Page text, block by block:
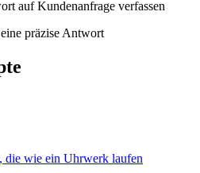
auf Kundenanfrage verfassen
präzise Antwort
die wie ein Uhrwerk laufen